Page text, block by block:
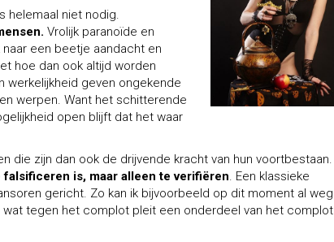
helemaal niet nodig.
Vrolijk paranoïde en
een beetje aandacht en
hoe dan ook altijd worden
werkelijkheid geven ongekende
werpen. Want het schitterende
open blijft dat het waar
die zijn dan ook de drijvende kracht van hun voortbestaan.
is, maar alleen te verifiëren. Een klassieke
gericht. Zo kan ik bijvoorbeeld op dit moment al weg
tegen het complot pleit een onderdeel van het complot